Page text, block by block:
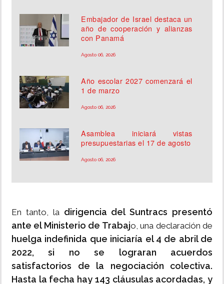
Embajador de Israel destaca un
año de cooperación y alianzas
con Panamá
Agosto 06, 2026
Año escolar 2027 comenzará el
1 de marzo
Agosto 06, 2026
Asamblea iniciará vistas
presupuestarias el 17 de agosto
Agosto 06, 2026
En tanto, ladirigencia del Suntracs presentó
ante el Ministerio de Trabajo, una declaración de
huelga indefinida que iniciaría el 4 de abril de
2022,
si no se lograran
acuerdos
satisfactorios de la negociación colectiva.
Hasta la fecha hay 143 cláusulas acordadas, y